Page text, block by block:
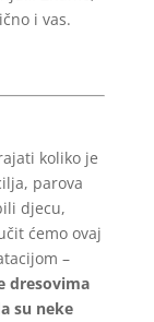
i vas.
koliko je
parova
djecu,
ćemo ovaj
–
dresovima
su neke